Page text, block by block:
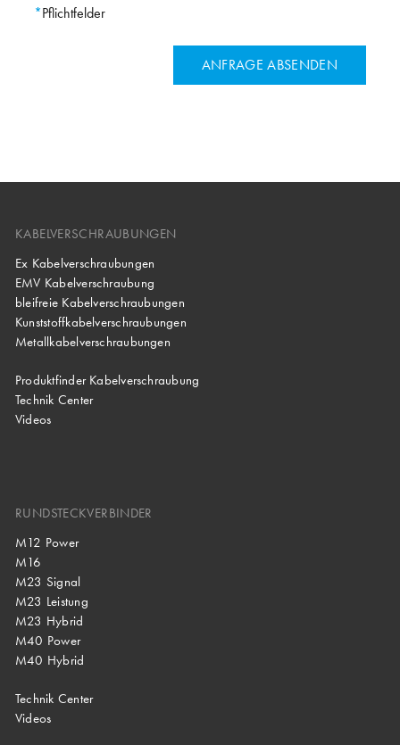
Pflichtfelder
KABELVERSCHRAUBUNGEN
Ex Kabelverschraubungen
EMV Kabelverschraubung
bleifreie Kabelverschraubungen
Kunststoffkabelverschraubungen
Metallkabelverschraubungen
Produktfinder Kabelverschraubung
Technik Center
Videos
RUNDSTECKVERBINDER
M12 Power
M16
M23 Signal
M23 Leistung
M23 Hybrid
M40 Power
M40 Hybrid
Technik Center
Videos